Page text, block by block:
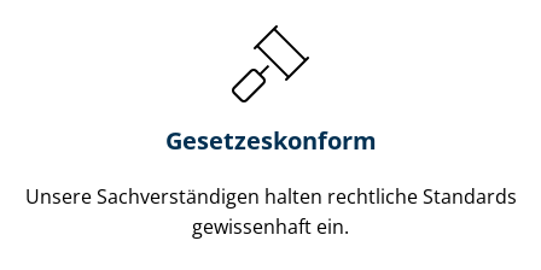
Gesetzes­konform
Unsere Sach­ver­stän­di­gen halten rechtliche Standards
gewissenhaft ein.